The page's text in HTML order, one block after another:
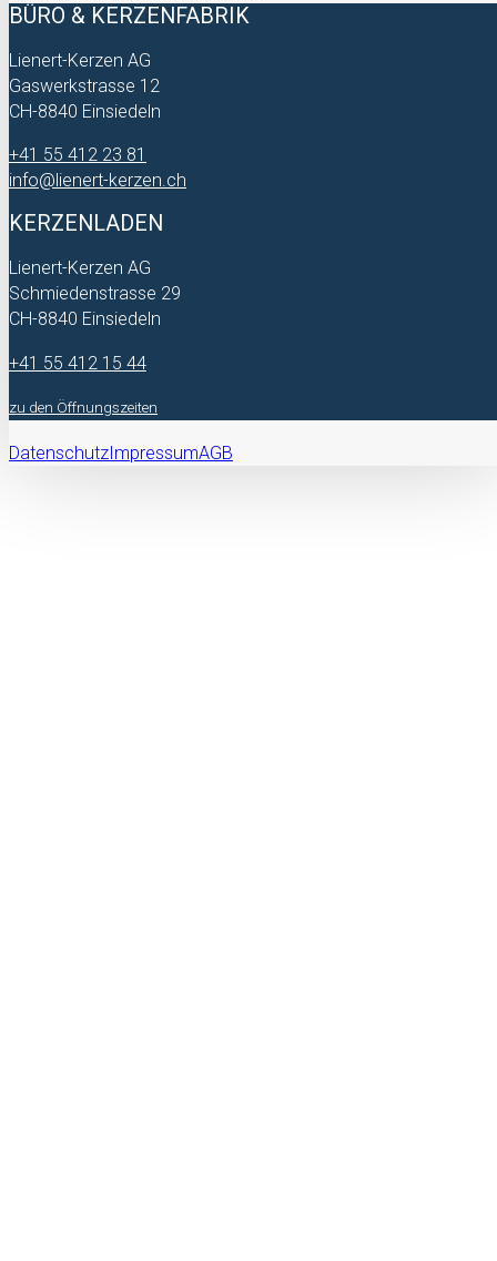
BÜRO & KERZENFABRIK
Lienert-Kerzen AG
Gaswerkstrasse 12
CH-8840 Einsiedeln
+41 55 412 23 81
info@lienert-kerzen.ch
KERZENLADEN
Lienert-Kerzen AG
Schmiedenstrasse 29
CH-8840 Einsiedeln
+41 55 412 15 44
zu den Öffnungszeiten
Datenschutz ImpressumAGB